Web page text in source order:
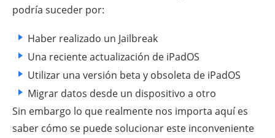
podría suceder por:
Haber realizado un Jailbreak
Una reciente actualización de iPadOS
Utilizar una versión beta y obsoleta de iPadOS
Migrar datos desde un dispositivo a otro
Sin embargo lo que realmente nos importa aquí es
saber cómo se puede solucionar este inconveniente